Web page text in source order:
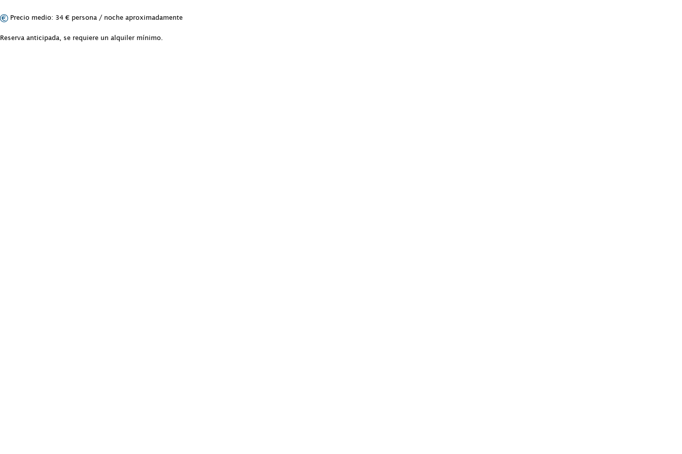
Precio medio: 34 € persona / noche aproximadamente
Reserva anticipada, se requiere un alquiler mínimo.